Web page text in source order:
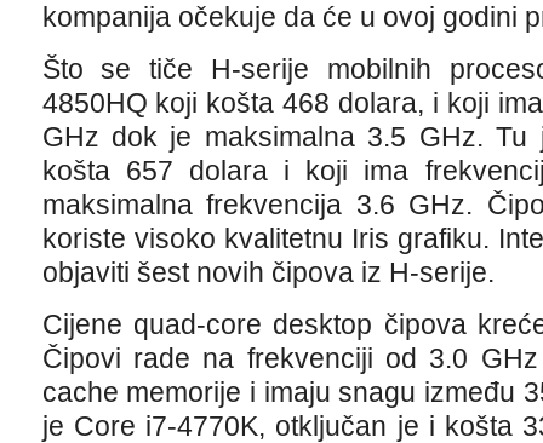
kompanija očekuje da će u ovoj godini
Što se tiče H-serije mobilnih
4850HQ koji košta 468 dolara, i koji
GHz dok je maksimalna 3.5 GHz.
košta 657 dolara i koji ima
maksimalna frekvencija 3.6 GHz.
koriste visoko kvalitetnu Iris grafiku.
objaviti šest novih čipova iz H-serije.
Cijene quad-core desktop čipova
Čipovi rade na frekvenciji od 3.0
cache memorije i imaju snagu između
je Core i7-4770K, otključan je i košta